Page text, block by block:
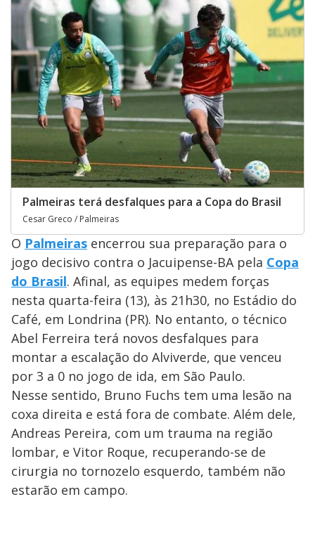
Palmeiras terá desfalques para a Copa do Brasil
Cesar Greco / Palmeiras
O Palmeiras encerrou sua preparação para o
jogo decisivo contra o Jacuipense-BA pela Copa
do Brasil. Afinal, as equipes medem forças
nesta quarta-feira (13), às 21h30, no Estádio do
Café, em Londrina (PR). No entanto, o técnico
Abel Ferreira terá novos desfalques para
montar a escalação do Alviverde, que venceu
por 3 a 0 no jogo de ida, em São Paulo.
Nesse sentido, Bruno Fuchs tem uma lesão na
coxa direita e está fora de combate. Além dele,
Andreas Pereira, com um trauma na região
lombar, e Vitor Roque, recuperando-se de
cirurgia no tornozelo esquerdo, também não
estarão em campo.